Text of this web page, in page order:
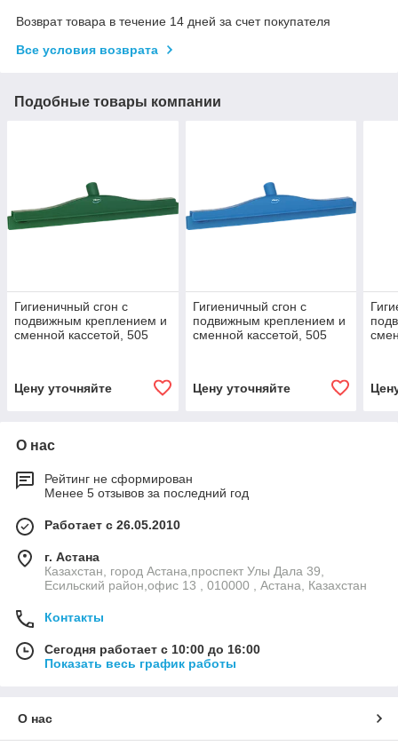
Возврат товара в течение 14 дней за счет покупателя
Все условия возврата
Подобные товары компании
Гигиеничный сгон с
подвижным креплением и
сменной кассетой, 505
Цену уточняйте
Гигиеничный сгон с
подвижным креплением и
сменной кассетой, 505
Цену уточняйте
О нас
Рейтинг не сформирован
Менее 5 отзывов за последний год
Работает с 26.05.2010
г. Астана
Казахстан, город Астана,проспект Улы Дала 39,
Есильский район,офис 13 , 010000 , Астана, Казахстан
Контакты
Сегодня работает с 10:00 до 16:00
Показать весь график работы
О нас